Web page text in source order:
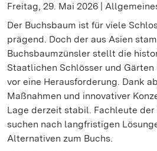
Freitag, 29. Mai 2026 |
Der Buchsbaum ist für viele
prägend. Doch der aus Asien
Buchsbaumzünsler stellt die
Staatlichen Schlösser und
vor eine Herausforderung. Dank
Maßnahmen und innovativer
Lage derzeit stabil. Fachleute
suchen nach langfristigen
Alternativen zum Buchs.